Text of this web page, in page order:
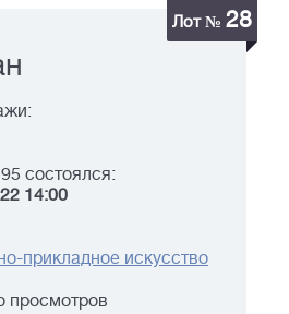
Лот № 28
состоялся:
14:00
прикладное искусство
просмотров